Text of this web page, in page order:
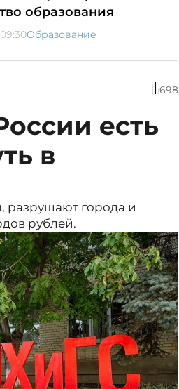
образования
Образование
698
есть
в
разрушают города и
рублей.